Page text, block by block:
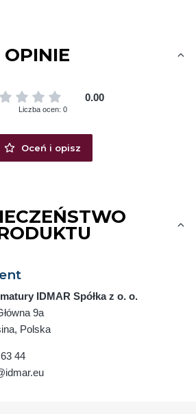
OPINIE
0.00
Liczba ocen: 0
Oceń i opisz
IDMAR Spółka z o. o.
9a
Polska
44